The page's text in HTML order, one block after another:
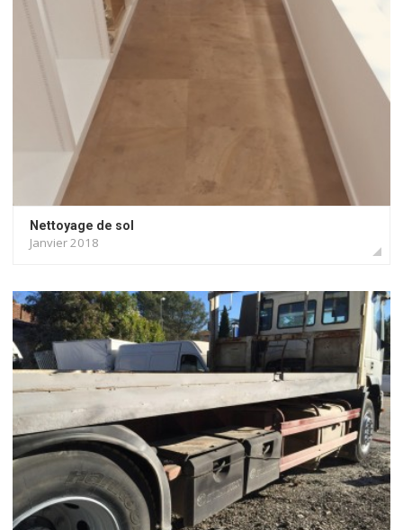
Nettoyage de sol
Janvier 2018